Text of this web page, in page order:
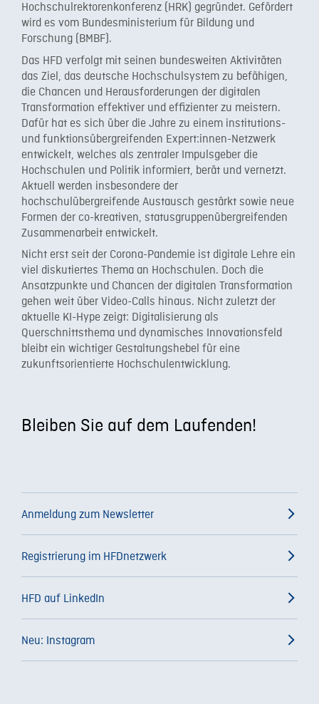
Hochschulrektorenkonferenz (HRK) gegründet. Gefördert
wird es vom Bundesministerium für Bildung und
Forschung (BMBF).
Das HFD verfolgt mit seinen bundesweiten Aktivitäten
das Ziel, das deutsche Hochschulsystem zu befähigen,
die Chancen und Herausforderungen der digitalen
Transformation effektiver und effizienter zu meistern.
Dafür hat es sich über die Jahre zu einem institutions-
und funktionsübergreifenden Expert:innen-Netzwerk
entwickelt, welches als zentraler Impulsgeber die
Hochschulen und Politik informiert, berät und vernetzt.
Aktuell werden insbesondere der
hochschulübergreifende Austausch gestärkt sowie neue
Formen der co-kreativen, statusgruppenübergreifenden
Zusammenarbeit entwickelt.
Nicht erst seit der Corona-Pandemie ist digitale Lehre ein
viel diskutiertes Thema an Hochschulen. Doch die
Ansatzpunkte und Chancen der digitalen Transformation
gehen weit über Video-Calls hinaus. Nicht zuletzt der
aktuelle KI-Hype zeigt: Digitalisierung als
Querschnittsthema und dynamisches Innovationsfeld
bleibt ein wichtiger Gestaltungshebel für eine
zukunftsorientierte Hochschulentwicklung.
Bleiben Sie auf dem Laufenden!
Anmeldung zum Newsletter
Registrierung im HFDnetzwerk
HFD auf LinkedIn
Neu: Instagram